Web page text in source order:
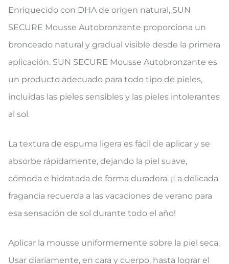
Enriquecido con DHA de origen natural, SUN
SECURE Mousse Autobronzante proporciona un
bronceado natural y gradual visible desde la primera
aplicación. SUN SECURE Mousse Autobronzante es
un producto adecuado para todo tipo de pieles,
incluidas las pieles sensibles y las pieles intolerantes
al sol.
La textura de espuma ligera es fácil de aplicar y se
absorbe rápidamente, dejando la piel suave,
cómoda e hidratada de forma duradera. ¡La delicada
fragancia recuerda a las vacaciones de verano para
esa sensación de sol durante todo el año!
Aplicar la mousse uniformemente sobre la piel seca.
Usar diariamente, en cara y cuerpo, hasta lograr el